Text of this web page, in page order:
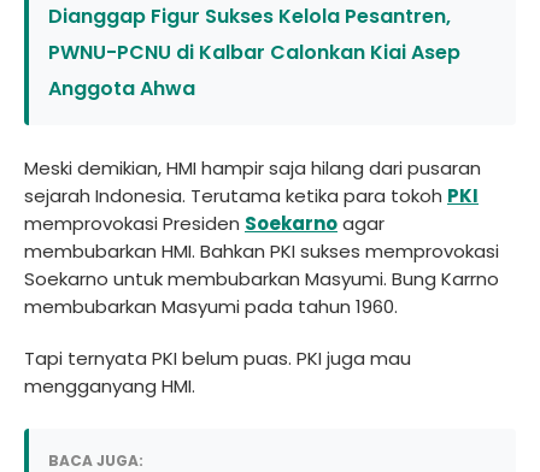
Dianggap Figur Sukses Kelola Pesantren,
PWNU-PCNU di Kalbar Calonkan Kiai Asep
Anggota Ahwa
Meski demikian, HMI hampir saja hilang dari pusaran
sejarah Indonesia. Terutama ketika para tokoh PKI
memprovokasi Presiden Soekarnoagar
membubarkan HMI. Bahkan PKI sukses memprovokasi
Soekarno untuk membubarkan Masyumi. Bung Karrno
membubarkan Masyumi pada tahun 1960.
Tapi ternyata PKI belum puas. PKI juga mau
mengganyang HMI.
BACA JUGA: